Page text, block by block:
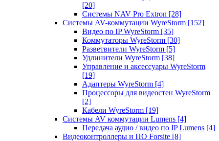
[20]
Системы NAV Pro Extron [28]
Системы AV-коммутации WyreStorm [152]
Видео по IP WyreStorm [35]
Коммутаторы WyreStorm [30]
Разветвители WyreStorm [5]
Удлинители WyreStorm [38]
Управление и аксессуары WyreStorm
[19]
Адаптеры WyreStorm [4]
Процессоры для видеостен WyreStorm
[2]
Кабели WyreStorm [19]
Системы AV коммутации Lumens [4]
Передача аудио / видео по IP Lumens [4]
Видеоконтроллеры и ПО Forsite [8]